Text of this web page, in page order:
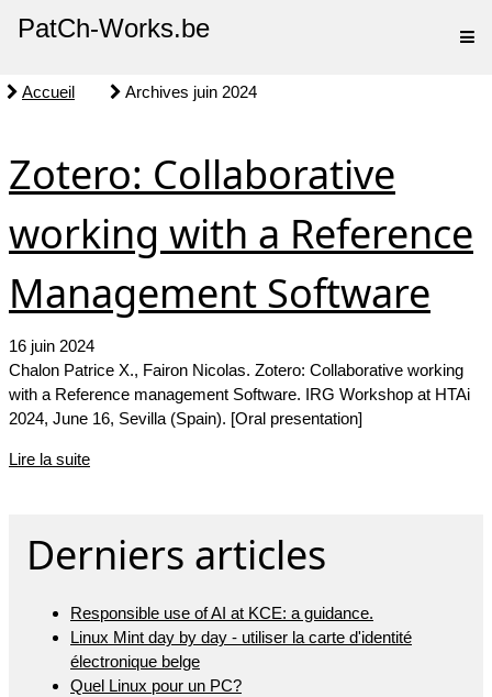
PatCh-Works.be
Accueil Archives juin 2024
Zotero: Collaborative
working with a Reference
Management Software
16 juin 2024
Chalon Patrice X., Fairon Nicolas. Zotero: Collaborative working
with a Reference management Software. IRG Workshop at HTAi
2024, June 16, Sevilla (Spain). [Oral presentation]
Lire la suite
Derniers articles
Responsible use of AI at KCE: a guidance.
Linux Mint day by day - utiliser la carte d'identité
électronique belge
Quel Linux pour un PC?